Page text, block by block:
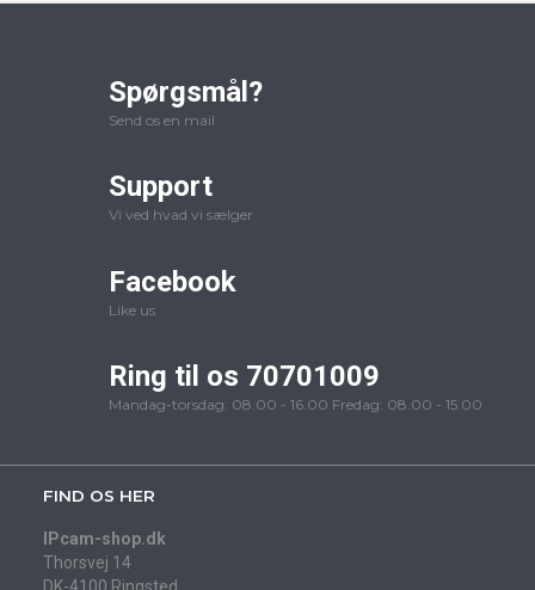
Spørgsmål?
Send os en mail
Support
Vi ved hvad vi sælger
Facebook
Like us
Ring til os 70701009
Mandag-torsdag: 08.00 - 16.00 Fredag: 08.00 - 15.00
FIND OS HER
IPcam-shop.dk
Thorsvej 14
DK-4100 Ringsted